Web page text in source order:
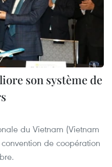
son système de
du Vietnam (Vietnam
de coopération